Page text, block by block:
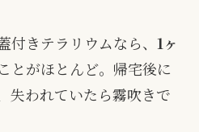
付きテラリウムなら、 1ヶ
ことがほとんど。帰宅後に
失われていたら霧吹きで